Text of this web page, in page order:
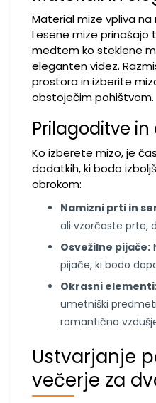
Material mize vpliva
Lesene mize
medtem ko steklene
eleganten videz.
prostora in izberite
obstoječim pohištvom.
Prilagoditve
Ko izberete mizo, je
dodatkih, ki bodo
obrokom:
Namizni prti in
ali vzorčaste prte,
Osvežilne pijače:
pijače, ki bodo
Okrasni
umetniški
romantično
Ustvarjanje
večerje za